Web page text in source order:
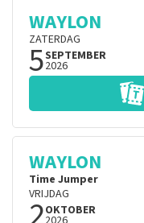
WAYLON
ZATERDAG
5SEPTEMBER
2026
WAYLON
Time Jumper
VRIJDAG
OKTOBER